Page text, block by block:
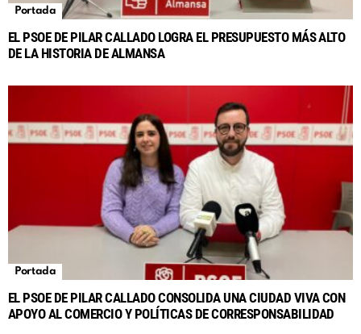
Portada
EL PSOE DE PILAR CALLADO LOGRA EL PRESUPUESTO MÁS ALTO
DE LA HISTORIA DE ALMANSA
Portada
EL PSOE DE PILAR CALLADO CONSOLIDA UNA CIUDAD VIVA CON
APOYO AL COMERCIO Y POLÍTICAS DE CORRESPONSABILIDAD